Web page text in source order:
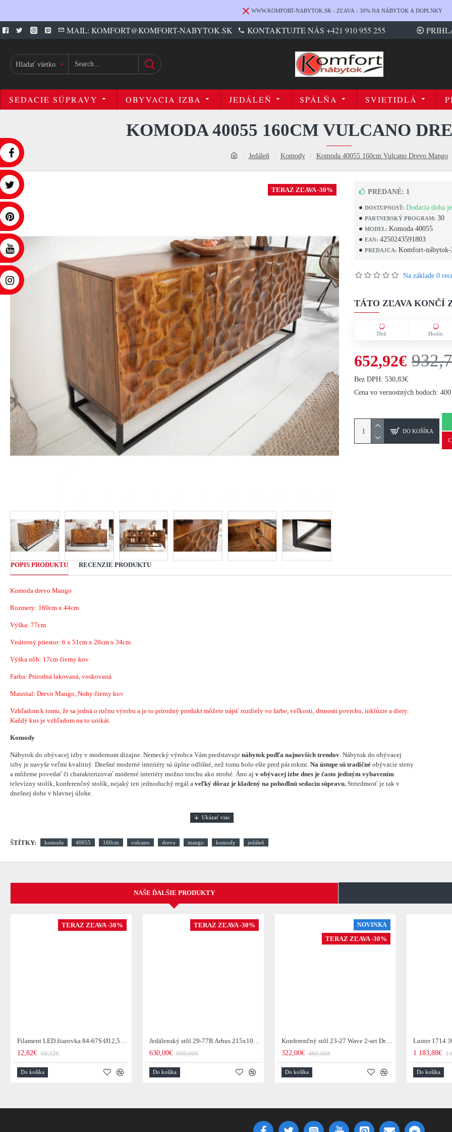
WWW.KOMFORT-NABYTOK.SK - ZĽAVA - 30% NA NÁBYTOK A DOPLNKY
MAIL: KOMFORT@KOMFORT-NABYTOK.SK KONTAKTUJTE NÁS +421 910 955 255
Hladať všetko
SEDACIE SÚPRAVY OBYVACIA IZBA JEDÁLEŇ SPÁLŇA SVIETIDLÁ
Jedáleň Komody Komoda 40055 160cm Vulcano Drevo Mango
KOMODA 40055 160CM VULCANO
TERAZ ZĽAVA -30%
DOSTUPNOSŤ: Dodacia doba
PARTNERSKÝ PROGRAM: 30
MODEL: Komoda 40055
EAN: 4250243591803
PREDAJCA: Komfort-
PREDANÉ: 1
Na základe 0
TÁTO ZĽAVA KONČÍ
Deň Hodín
652,92€
Bez DPH: 530,83€
Cena vo vernostných bodoch: 400
DO KOŠÍKA
POPIS PRODUKTU RECENZIE PRODUKTU
Komoda drevo Mango
Rozmery: 160cm x 44cm
Výška: 77cm
Vnútorný priestor: 6 x 51cm x 28cm x 34cm
Výška nôh: 17cm čierny kov
Farba: Prírodná lakovaná, voskovaná
Material: Drevo Mango, Nohy čierny kov
Vzhľadom k tomu, že sa jedná o ručnu výrobu a je to prírodný produkt môžete nájsť rozdiely vo farbe, veľkosti, drsnosti povrchu, inklúzie a diery.
Každý kus je vzhľadom na to unikát.
Komody
Nábytok do obývacej izby v modernom dizajne. Nemecký výrobca Vám predstavuje nábytok podľa najnovších trendov . Nábytok do obývacej
izby je navyše veľmi kvalitný. Dnešné moderné interiéry sú úplne odlišné, než tomu bolo ešte pred pár rokmi. Na ústupe sú tradičné obývacie steny
a môžeme povedať či charakterizovať moderné interiéry možno trochu ako strohé. Áno aj v obývacej izbe dnes je často jediným vybavením
televízny stolík, konferenčný stolík, nejaký ten jednoduchý regál a veľký dôraz je kladený na pohodlnú sedaciu súpravu. Striedmosť je tak v
dnešnej dobe v hlavnej úlohe.
ŠTÍTKY: komoda 40055 160cm vulcano drevo mango komody jedáleň
NAŠE ĎALŠIE PRODUKTY
TERAZ ZĽAVA -30%
Filament LED žiarovka 84-67S Ø12,5cm Smoke grey glass
12,82€ 18,32€
Do košíka
TERAZ ZĽAVA -30%
Jedálenský stôl 29-77B Arhus 215x105cm Drevo Hnedá Acacia
630,00€ 900,00€
Do košíka
NOVINKA
TERAZ ZĽAVA -30%
Konferenčný stôl 23-27 Wave 2-set Drevo Mango
322,00€ 460,00€
Do košíka
Luster 1714
1 183,88€ 1
Do košíka